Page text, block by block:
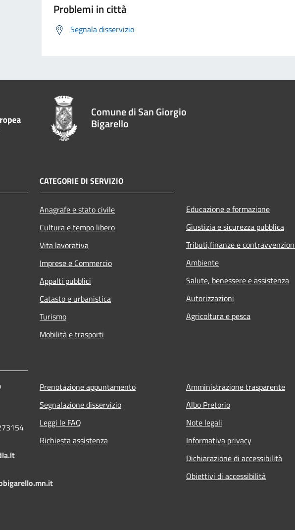
Problemi in città
Segnala disservizio
Comune di San Giorgio
Bigarello
CATEGORIE DI SERVIZIO
Anagrafe e stato civile
Cultura e tempo libero
Vita lavorativa
Imprese e Commercio
Appalti pubblici
Catasto e urbanistica
Turismo
Mobilità e trasporti
Educazione e formazione
Giustizia e sicurezza pubblica
Tributi,finanze e
Ambiente
Salute, benessere e assistenza
Autorizzazioni
Agricoltura e pesca
Prenotazione appuntamento
Segnalazione disservizio
Leggi le FAQ
Richiesta assistenza
Amministrazione trasparente
Albo Pretorio
Note legali
Informativa privacy
Dichiarazione di accessibilità
Obiettivi di accessibilità